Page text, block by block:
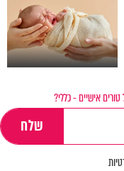
אישיים - כללי?